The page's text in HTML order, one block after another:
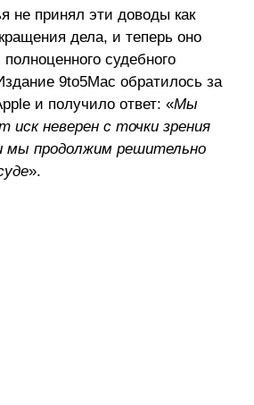
не принял эти доводы как
дела, и теперь оно
судебного
9to5Mac обратилось за
и получило ответ: «Мы
неверен с точки зрения
мы продолжим решительно
».